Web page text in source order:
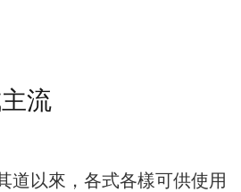
流
道以來，各式各樣可供使用